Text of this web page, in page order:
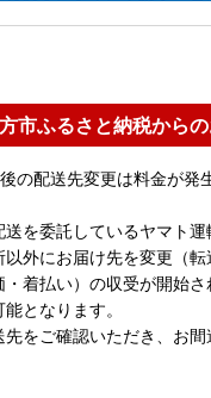
市ふるさと納税から
の配送先変更は料金が発
を委託しているヤマト
外にお届け先を変更（
着払い）の収受が開始
となります。
をご確認いただき、お